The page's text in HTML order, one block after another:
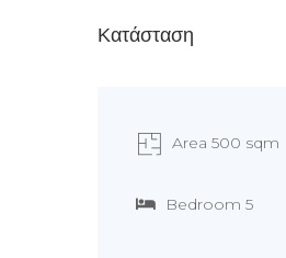
Κατάσταση
Area 500 sqm
Bedroom 5